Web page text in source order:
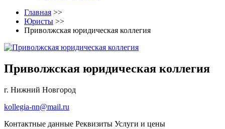
Главная >>
Юристы >>
Приволжская юридическая коллегия
Приволжская юридическая коллегия
г. Нижний Новгород
kollegia-nn@mail.ru
Контактные данные Реквизиты Услуги и цены